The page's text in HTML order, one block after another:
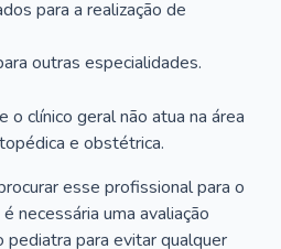
para a realização de
outras especialidades.
o clínico geral não atua na área
e obstétrica.
esse profissional para o
necessária uma avaliação
para evitar qualquer